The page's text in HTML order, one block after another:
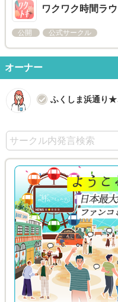
ワクワク時間ラ
公開 公式サークル
オーナー
ふくしま浜通り★